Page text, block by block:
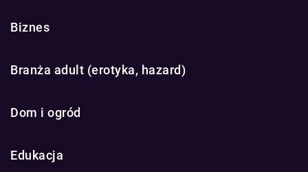
Biznes
Branża adult (erotyka, hazard)
Dom i ogród
Edukacja